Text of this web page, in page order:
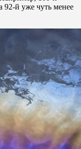
92-й уже чуть менее